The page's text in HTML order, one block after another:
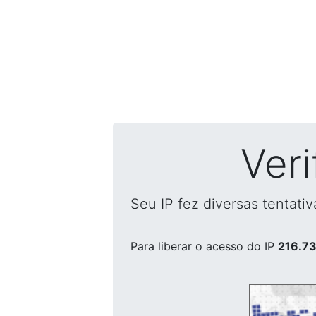
Seu IP fez diversas
Para liberar o acesso do IP